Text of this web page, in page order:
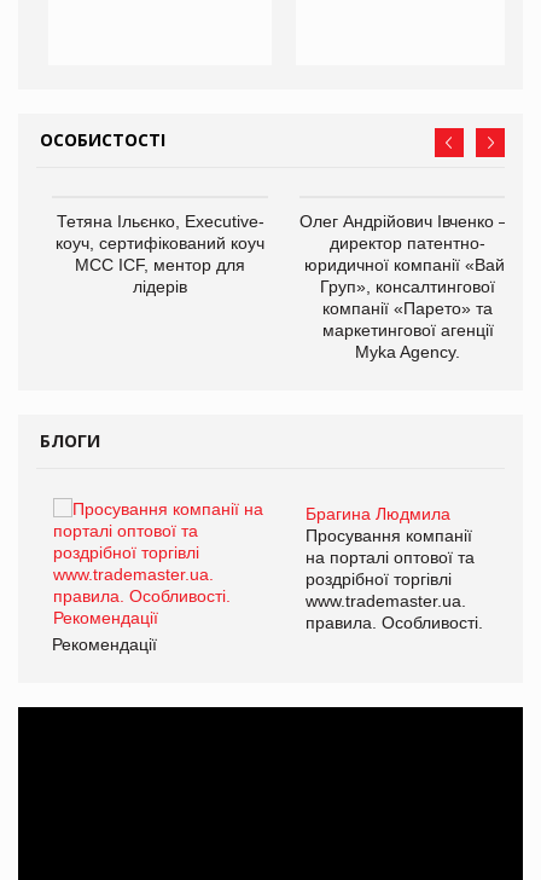
ОСОБИСТОСТІ
Тетяна Ільєнко, Executive-
коуч, сертифікований коуч
МСС ICF, ментор для
лідерів
Олег Андрійович Івченко —
директор патентно-
юридичної компанії «Вайз
Груп», консалтингової
компанії «Парето» та
маркетингової агенції
Myka Agency.
БЛОГИ
Брагина Людмила
Просування компанії
на порталі оптової та
роздрібної торгівлі
www.trademaster.ua.
правила. Особливості.
Рекомендації